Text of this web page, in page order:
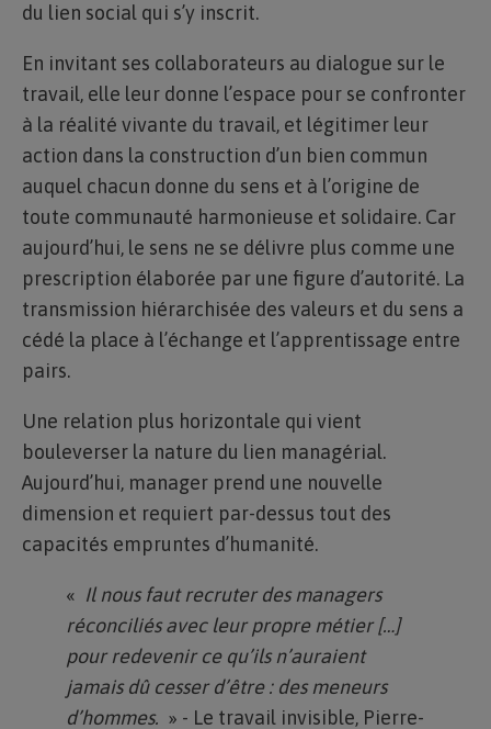
du lien social qui s’y inscrit.
En invitant ses collaborateurs au dialogue sur le
travail, elle leur donne l’espace pour se confronter
à la réalité vivante du travail, et légitimer leur
action dans la construction d’un bien commun
auquel chacun donne du sens et à l’origine de
toute communauté harmonieuse et solidaire. Car
aujourd’hui, le sens ne se délivre plus comme une
prescription élaborée par une figure d’autorité. La
transmission hiérarchisée des valeurs et du sens a
cédé la place à l’échange et l’apprentissage entre
pairs.
Une relation plus horizontale qui vient
bouleverser la nature du lien managérial.
Aujourd’hui, manager prend une nouvelle
dimension et requiert par-dessus tout des
capacités empruntes d’humanité.
« Il nous faut recruter des managers
réconciliés avec leur propre métier […]
pour redevenir ce qu’ils n’auraient
jamais dû cesser d’être : des meneurs
d’hommes. » - Le travail invisible, Pierre-